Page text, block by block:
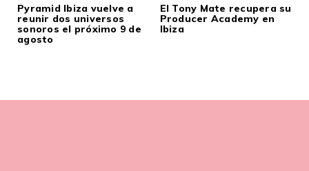
Pyramid Ibiza vuelve a
reunir dos universos
sonoros el próximo 9 de
agosto
El Tony Mate recupera su
Producer Academy en
Ibiza